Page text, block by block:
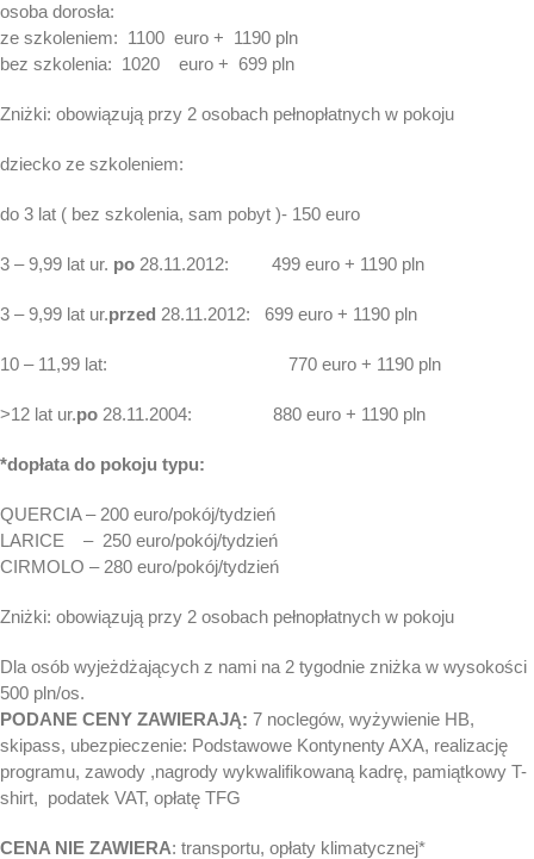
osoba dorosła:
ze szkoleniem: 1100 euro + 1190 pln
bez szkolenia: 1020 euro + 699 pln
Zniżki: obowiązują przy 2 osobach pełnopłatnych w pokoju
dziecko ze szkoleniem:
do 3 lat ( bez szkolenia, sam pobyt )- 150 euro
3 – 9,99 lat ur. po 28.11.2012: 499 euro + 1190 pln
3 – 9,99 lat ur.przed 28.11.2012: 699 euro + 1190 pln
10 – 11,99 lat: 770 euro + 1190 pln
>12 lat ur.po 28.11.2004: 880 euro + 1190 pln
*dopłata do pokoju typu:
QUERCIA – 200 euro/pokój/tydzień
LARICE – 250 euro/pokój/tydzień
CIRMOLO – 280 euro/pokój/tydzień
Zniżki: obowiązują przy 2 osobach pełnopłatnych w pokoju
Dla osób wyjeżdżających z nami na 2 tygodnie zniżka w wysokości
500 pln/os.
PODANE CENY ZAWIERAJĄ: 7 noclegów, wyżywienie HB,
skipass, ubezpieczenie: Podstawowe Kontynenty AXA, realizację
programu, zawody ,nagrody wykwalifikowaną kadrę, pamiątkowy T-
shirt, podatek VAT, opłatę TFG
CENA NIE ZAWIERA: transportu, opłaty klimatycznej*